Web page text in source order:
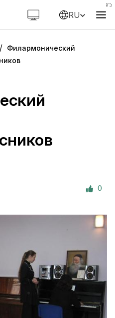
RU
/ Филармонический
0